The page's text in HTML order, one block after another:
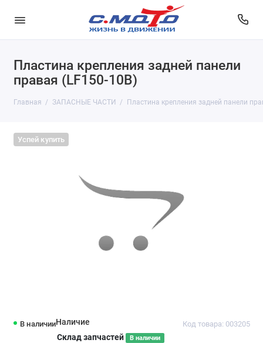
Пластина крепления задней панели
правая (LF150-10B)
Главная ЗАПАСНЫЕ ЧАСТИ Пластина крепления задней панели
Успей купить
В наличии Код товара: 003205
Наличие
Склад запчастей
В наличии